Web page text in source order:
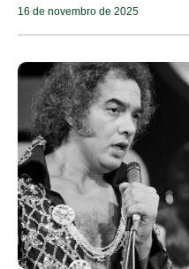
16 de novembro de 2025